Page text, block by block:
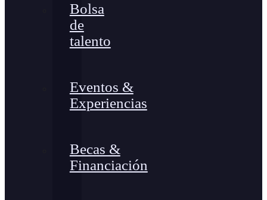
Bolsa
de
talento
Eventos &
Experiencias
Becas &
Financiación